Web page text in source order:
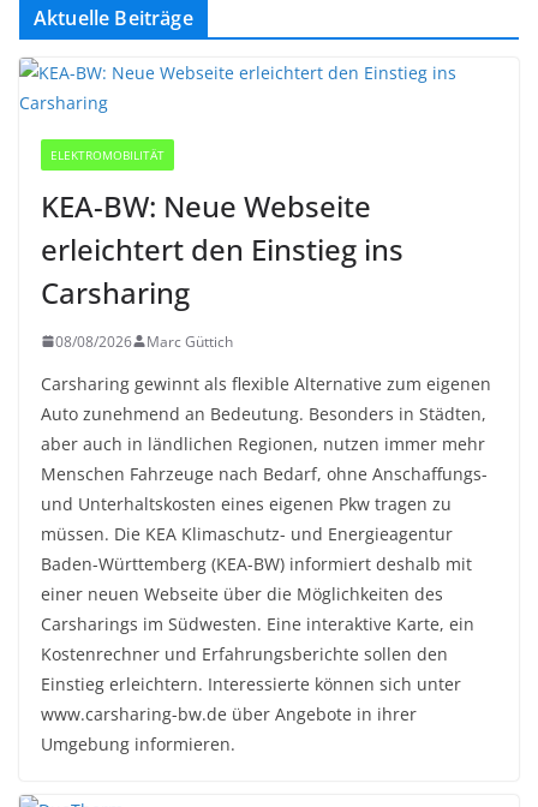
Aktuelle Beiträge
ELEKTROMOBILITÄT
KEA-BW: Neue Webseite
erleichtert den Einstieg ins
Carsharing
08/08/2026 Marc Güttich
Carsharing gewinnt als flexible Alternative zum eigenen
Auto zunehmend an Bedeutung. Besonders in Städten,
aber auch in ländlichen Regionen, nutzen immer mehr
Menschen Fahrzeuge nach Bedarf, ohne Anschaffungs-
und Unterhaltskosten eines eigenen Pkw tragen zu
müssen. Die KEA Klimaschutz- und Energieagentur
Baden-Württemberg (KEA-BW) informiert deshalb mit
einer neuen Webseite über die Möglichkeiten des
Carsharings im Südwesten. Eine interaktive Karte, ein
Kostenrechner und Erfahrungsberichte sollen den
Einstieg erleichtern. Interessierte können sich unter
www.carsharing-bw.de über Angebote in ihrer
Umgebung informieren.